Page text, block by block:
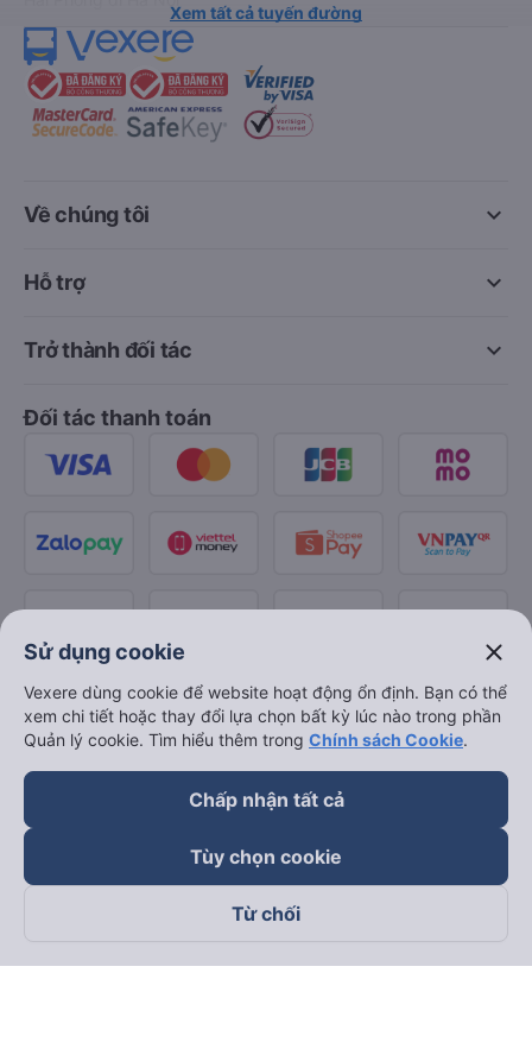
Xem tất cả tuyến đường
keyboard_arrow_down
Về chúng tôi
keyboard_arrow_down
Hỗ trợ
keyboard_arrow_down
Trở thành đối tác
Đối tác thanh toán
Theo dõi chúng tôi trên
Sử dụng cookie close
Vexere dùng cookie để website hoạt động ổn định. Bạn có thể
xem chi tiết hoặc thay đổi lựa chọn bất kỳ lúc nào trong phần
Quản lý cookie. Tìm hiểu thêm trong Chính sách Cookie.
Chấp nhận tất cả
Tùy chọn cookie
Từ chối